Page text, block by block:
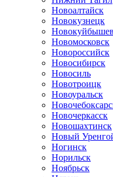
Новоалтайск
Новокузнецк
Новомосковск
Новороссийск
Новосибирск
Новосиль
Новотроицк
Новоуральск
Новочеркасск
Новошахтинск
Новый
Ногинск
Норильск
Ноябрьск